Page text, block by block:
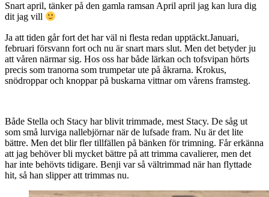
Snart april, tänker på den gamla ramsan April april jag kan lura dig
dit jag vill
Ja att tiden går fort det har väl ni flesta redan upptäckt.Januari,
februari försvann fort och nu är snart mars slut. Men det betyder ju
att våren närmar sig. Hos oss har både lärkan och tofsvipan hörts
precis som tranorna som trumpetar ute på åkrarna. Krokus,
snödroppar och knoppar på buskarna vittnar om vårens framsteg.
Både Stella och Stacy har blivit trimmade, mest Stacy. De såg ut
som små lurviga nallebjörnar när de lufsade fram. Nu är det lite
bättre. Men det blir fler tillfällen på bänken för trimning. Får erkänna
att jag behöver bli mycket bättre på att trimma cavalierer, men det
har inte behövts tidigare. Benji var så vältrimmad när han flyttade
hit, så han slipper att trimmas nu.